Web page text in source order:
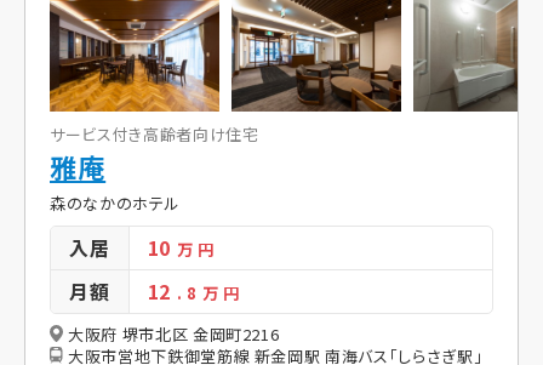
サービス付き高齢者向け住宅
雅庵
森のなかのホテル
入居 10万 円
月額 12 . 8 万 円
大阪府 堺市北区 金岡町2216
大阪市営地下鉄御堂筋線 新金岡駅 南海バス「しらさぎ駅」